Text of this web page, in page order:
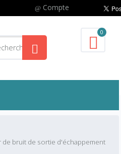
Compte
0
de bruit de sortie d'échappement